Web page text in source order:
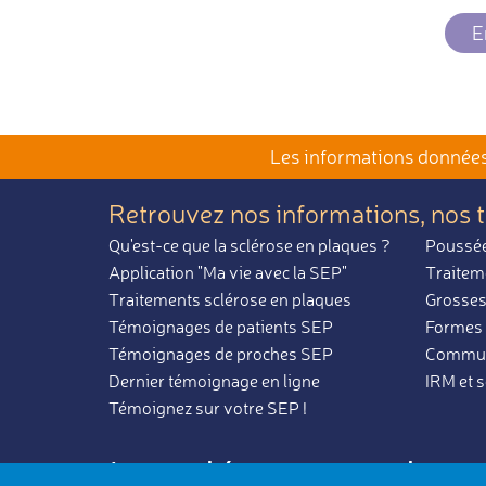
Les informations
Retrouvez nos informations, nos
Qu'est-ce que la sclérose en plaques ?
Application "Ma vie avec la SEP"
Traitements sclérose en plaques
Témoignages de patients SEP
Témoignages de proches SEP
Dernier témoignage en ligne
Témoignez sur votre SEP !
IRM et